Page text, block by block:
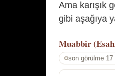
Ama karışık
gibi aşağıya
Muabbir
son görülme